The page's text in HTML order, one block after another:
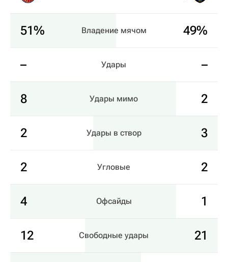
51% Владение мячом 49%
– Удары –
8 Удары мимо 2
2 Удары в створ 3
2 Угловые 2
4 Офсайды 1
12 Свободные удары 21